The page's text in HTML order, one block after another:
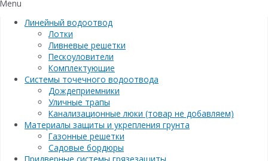
Menu
Линейный водоотвод
Лотки
Ливневые решетки
Пескоуловители
Комплектующие
Системы точечного водоотвода
Дождеприемники
Уличные трапы
Канализационные люки (товар не добавляем)
Материалы защиты и укрепления грунта
Газонные решетки
Садовые бордюры